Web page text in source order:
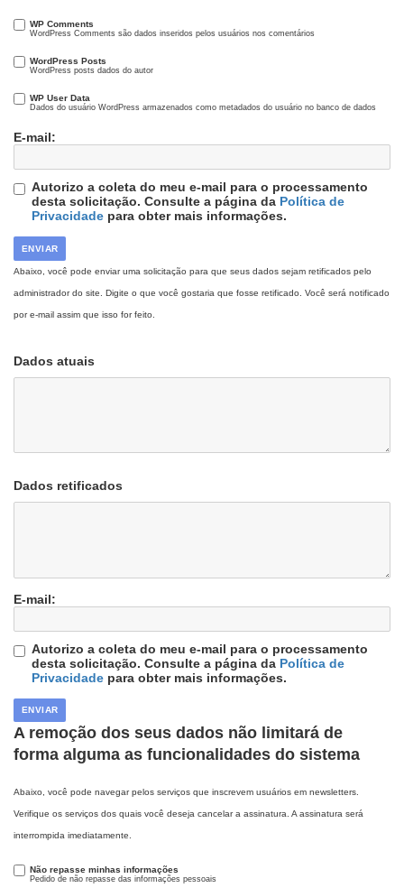
WP Comments
WordPress Comments são dados inseridos pelos usuários nos comentários
WordPress Posts
WordPress posts dados do autor
WP User Data
Dados do usuário WordPress armazenados como metadados do usuário no banco de dados
E-mail:
Autorizo a coleta do meu e-mail para o processamento
desta solicitação. Consulte a página da Política de
Privacidade para obter mais informações.
Abaixo, você pode enviar uma solicitação para que seus dados sejam retificados pelo
administrador do site. Digite o que você gostaria que fosse retificado. Você será notificado
por e-mail assim que isso for feito.
Dados atuais
Dados retificados
E-mail:
Autorizo a coleta do meu e-mail para o processamento
desta solicitação. Consulte a página da Política de
Privacidade para obter mais informações.
A remoção dos seus dados não limitará de
forma alguma as funcionalidades do sistema
Abaixo, você pode navegar pelos serviços que inscrevem usuários em newsletters.
Verifique os serviços dos quais você deseja cancelar a assinatura. A assinatura será
interrompida imediatamente.
Não repasse minhas informações
Pedido de não repasse das informações pessoais